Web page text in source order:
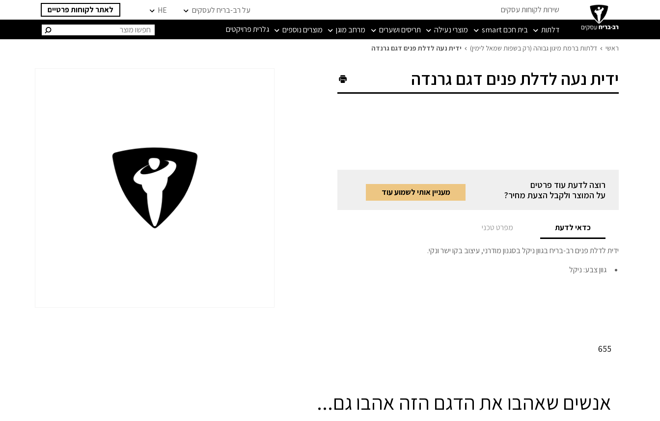
שירות לקוחות עסקים על רב-בריח לעסקים HE
לאתר לקוחות פרטיים
דלתות
בית חכם smart מוצרי נעילה תריסים ושערים מרחב מוגן מוצרים נוספים גלרית פרויקטים חיפוש:
ראשי דלתות ברמת מיגון גבוהה (רק בשפות שמאל לימין) ידית נעה לדלת פנים דגם גרנדה
ידית נעה לדלת פנים דגם גרנדה
רוצה לדעת עוד פרטים
על המוצר ולקבל הצעת מחיר?
מעניין אותי לשמוע עוד
כדאי לדעת מפרט טכני
ידית לדלת פנים רב-בריח בגוון ניקל בסגנון מודרני, עיצוב בקו ישר ונקי.
גוון צבע: ניקל
655
אנשים שאהבו את הדגם הזה אהבו גם...